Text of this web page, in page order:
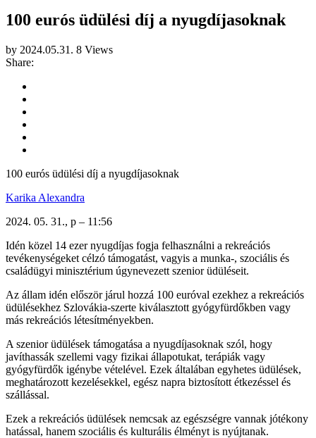
100 eurós üdülési díj a nyugdíjasoknak
by 2024.05.31. 8 Views
Share:
100 eurós üdülési díj a nyugdíjasoknak
Karika Alexandra
2024. 05. 31., p – 11:56
Idén közel 14 ezer nyugdíjas fogja felhasználni a rekreációs
tevékenységeket célzó támogatást, vagyis a munka-, szociális és
családügyi minisztérium úgynevezett szenior üdüléseit.
Az állam idén először járul hozzá 100 euróval ezekhez a rekreációs
üdülésekhez Szlovákia-szerte kiválasztott gyógyfürdőkben vagy
más rekreációs létesítményekben.
A szenior üdülések támogatása a nyugdíjasoknak szól, hogy
javíthassák szellemi vagy fizikai állapotukat, terápiák vagy
gyógyfürdők igénybe vételével. Ezek általában egyhetes üdülések,
meghatározott kezelésekkel, egész napra biztosított étkezéssel és
szállással.
Ezek a rekreációs üdülések nemcsak az egészségre vannak jótékony
hatással, hanem szociális és kulturális élményt is nyújtanak.